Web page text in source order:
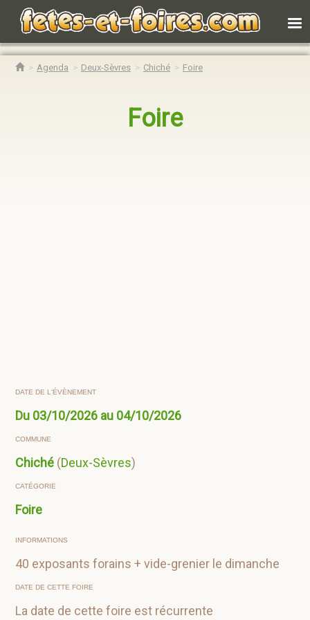
Agenda Deux-Sèvres Chiché Foire
Foire
DATE DE L'ÉVÈNEMENT
Du 03/10/2026 au 04/10/2026
COMMUNE
Chiché (Deux-Sèvres)
CATÉGORIE
Foire
INFORMATIONS
40 exposants forains + vide-grenier le dimanche
DATE DE CETTE FOIRE
La date de cette foire est récurrente